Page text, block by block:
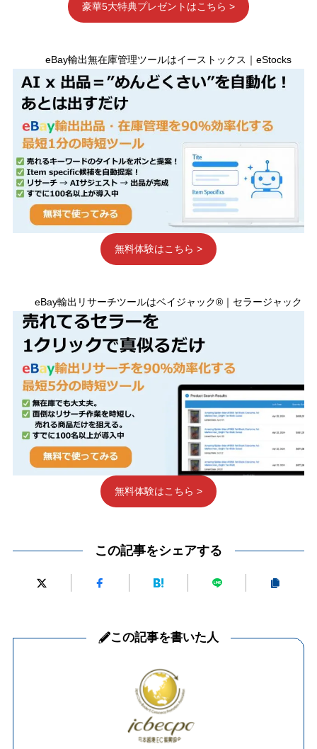
豪華5大特典プレゼントはこちら >
eBay輸出無在庫管理ツールはイーストックス｜eStocks
無料体験はこちら >
eBay輸出リサーチツールはベイジャック®｜セラージャック
無料体験はこちら >
この記事をシェアする
この記事を書いた人